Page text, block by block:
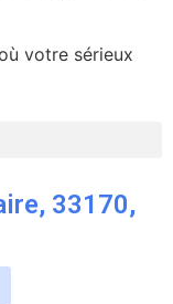
votre sérieux
33170,